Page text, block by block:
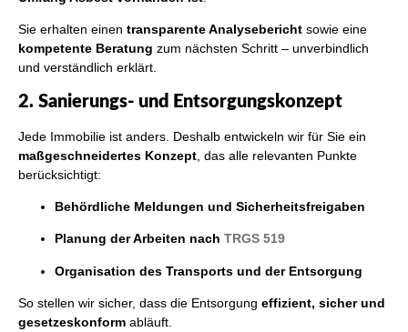
Sie erhalten einen transparente Analysebericht sowie eine
kompetente Beratung zum nächsten Schritt – unverbindlich
und verständlich erklärt.
2. Sanierungs- und Entsorgungskonzept
Jede Immobilie ist anders. Deshalb entwickeln wir für Sie ein
maßgeschneidertes Konzept , das alle relevanten Punkte
berücksichtigt:
Behördliche Meldungen und Sicherheitsfreigaben
Planung der Arbeiten nach TRGS 519
Organisation des Transports und der Entsorgung
So stellen wir sicher, dass die Entsorgung effizient, sicher und
gesetzeskonform abläuft.